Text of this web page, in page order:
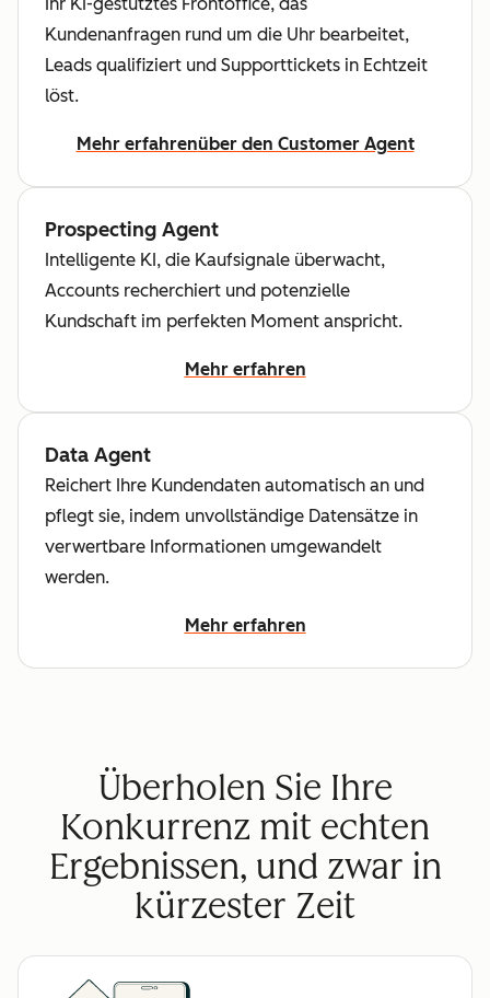
Ihr KI-gestütztes Frontoffice, das
Kundenanfragen rund um die Uhr bearbeitet,
Leads qualifiziert und Supporttickets in Echtzeit
löst.
Mehr erfahrenüber den Customer Agent
Prospecting Agent
Intelligente KI, die Kaufsignale überwacht,
Accounts recherchiert und potenzielle
Kundschaft im perfekten Moment anspricht.
Mehr erfahren
Data Agent
Reichert Ihre Kundendaten automatisch an und
pflegt sie, indem unvollständige Datensätze in
verwertbare Informationen umgewandelt
werden.
Mehr erfahren
Überholen Sie Ihre
Konkurrenz mit echten
Ergebnissen, und zwar in
kürzester Zeit